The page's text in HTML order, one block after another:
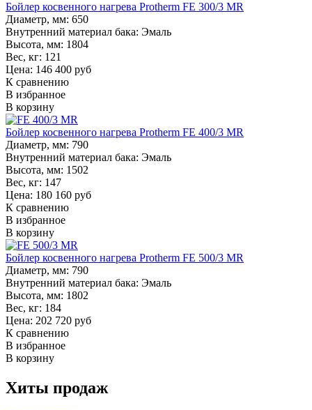
Бойлер косвенного нагрева Protherm FE 300/3 MR
Диаметр, мм: 650
Внутренний материал бака: Эмаль
Высота, мм: 1804
Вес, кг: 121
Цена: 146 400 руб
К сравнению
В избранное
В корзину
Бойлер косвенного нагрева Protherm FE 400/3 MR
Диаметр, мм: 790
Внутренний материал бака: Эмаль
Высота, мм: 1502
Вес, кг: 147
Цена: 180 160 руб
К сравнению
В избранное
В корзину
Бойлер косвенного нагрева Protherm FE 500/3 MR
Диаметр, мм: 790
Внутренний материал бака: Эмаль
Высота, мм: 1802
Вес, кг: 184
Цена: 202 720 руб
К сравнению
В избранное
В корзину
Хиты продаж